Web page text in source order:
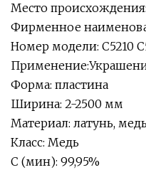
Место
Фирменное
Номер модели: C5210
Форма: пластина
Ширина: 2-2500 мм
Материал: латунь,
Класс: Медь
С (мин): 99,95%